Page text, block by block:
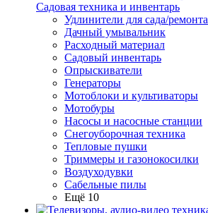
Садовая техника и инвентарь
Удлинители для сада/ремонта
Дачный умывальник
Расходный материал
Садовый инвентарь
Опрыскиватели
Генераторы
Мотоблоки и культиваторы
Мотобуры
Насосы и насосные станции
Снегоуборочная техника
Тепловые пушки
Триммеры и газонокосилки
Воздуходувки
Сабельные пилы
Ещё 10